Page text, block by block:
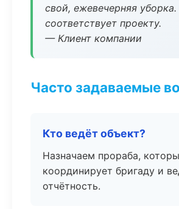
свой, ежевечерняя уборка.
соответствует проекту.
— Клиент компании
Часто задаваемые
Кто ведёт объект?
Назначаем прораба,
координирует бригаду и
отчётность.